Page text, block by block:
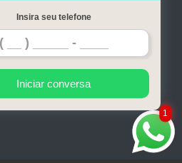
Serviços
Contato
Mapa do site
1
Insira seu telefone
Iniciar conversa